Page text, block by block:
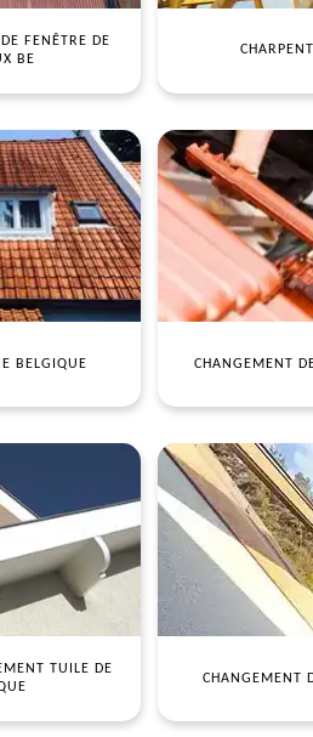
FENÊTRE DE
BE
BELGIQUE CHANGEMENT
TUILE DE
CHANGEMENT